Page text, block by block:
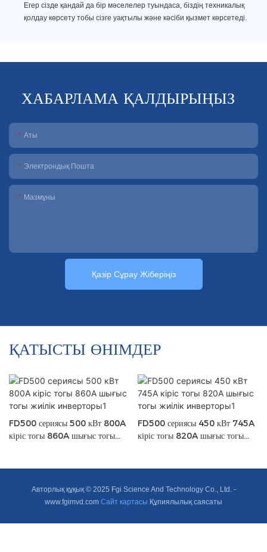
Егер сізде қандай да бір мәселелер туындаса, біздің техникалық
қолдау көрсету тобы сізге уақтылы және кәсіби қызмет көрсетеді.
ХАБАРЛАМА ҚАЛДЫРЫҢЫЗ
Аты
Электрондық Пошта
Мазмұны
Қазір Сұрау Жіберіңіз
ҚАТЫСТЫ ӨНІМДЕР
FD500 сериясы 500 кВт 800A
кіріс тогы 860A шығыс тогы
FD500 сериясы 450 кВт 745A
кіріс тогы 820A шығыс тогы
Авторлық құқық © 2025 Fgi Science And Technology Co., Ltd. -
www.fgimvd.com Сайт картасы Құпиялылық саясаты